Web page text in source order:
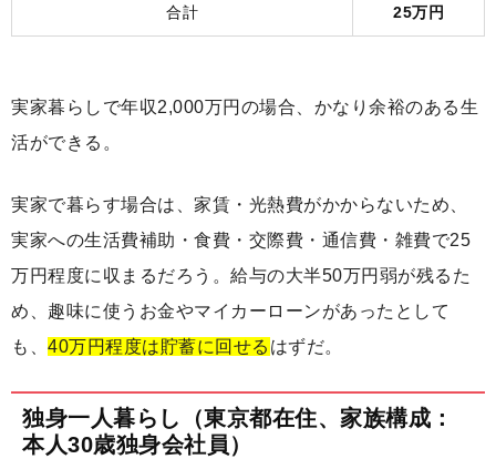
合計 25万円
実家暮らしで年収2,000万円の場合、かなり余裕のある生
活ができる。
実家で暮らす場合は、家賃・光熱費がかからないため、
実家への生活費補助・食費・交際費・通信費・雑費で25
万円程度に収まるだろう。給与の大半50万円弱が残るた
め、趣味に使うお金やマイカーローンがあったとして
も、 40万円程度は貯蓄に回せる はずだ。
独身一人暮らし（東京都在住、家族構成：
本人30歳独身会社員）